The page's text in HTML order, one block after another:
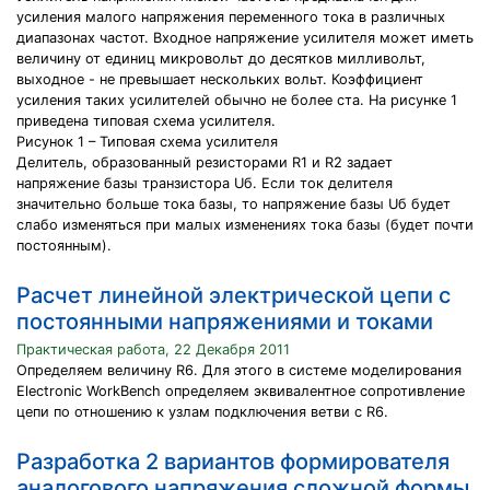
усиления малого напряжения переменного тока в различных
диапазонах частот. Входное напряжение усилителя может иметь
величину от единиц микровольт до десятков милливольт,
выходное - не превышает нескольких вольт. Коэффициент
усиления таких усилителей обычно не более ста. На рисунке 1
приведена типовая схема усилителя.
Рисунок 1 – Типовая схема усилителя
Делитель, образованный резисторами R1 и R2 задает
напряжение базы транзистора Uб. Если ток делителя
значительно больше тока базы, то напряжение базы Uб будет
слабо изменяться при малых изменениях тока базы (будет почти
постоянным).
Расчет линейной электрической цепи с
постоянными напряжениями и токами
Практическая работа, 22 Декабря 2011
Определяем величину R6. Для этого в системе моделирования
Electronic WorkBench определяем эквивалентное сопротивление
цепи по отношению к узлам подключения ветви с R6.
Разработка 2 вариантов формирователя